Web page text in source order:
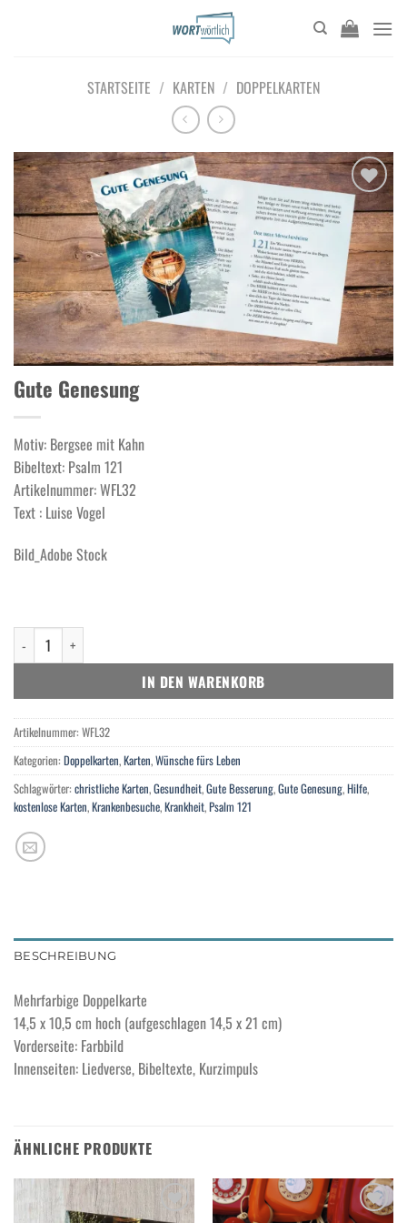
STARTSEITE / KARTEN / DOPPELKARTEN
Add to
wishlist
Gute Genesung
Motiv: Bergsee mit Kahn
Bibeltext: Psalm 121
Artikelnummer: WFL32
Text : Luise Vogel
Bild_Adobe Stock
Gute Genesung Menge
IN DEN WARENKORB
Artikelnummer: WFL32
Kategorien: Doppelkarten,Karten,Wünsche fürs Leben
Schlagwörter: christliche Karten,Gesundheit,Gute Besserung,Gute Genesung,Hilfe,
kostenlose Karten,Krankenbesuche,Krankheit,Psalm 121
BESCHREIBUNG
Mehrfarbige Doppelkarte
14,5 x 10,5 cm hoch (aufgeschlagen 14,5 x 21 cm)
Vorderseite: Farbbild
Innenseiten: Liedverse, Bibeltexte, Kurzimpuls
ÄHNLICHE PRODUKTE